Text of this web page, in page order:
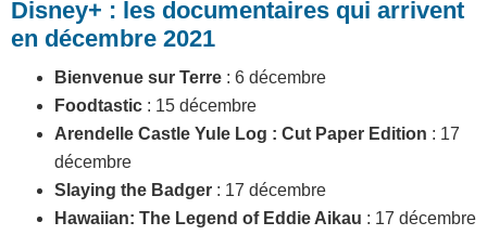
Disney+ : les documentaires qui arrivent
en décembre 2021
Bienvenue sur Terre : 6 décembre
Foodtastic : 15 décembre
Arendelle Castle Yule Log : Cut Paper Edition : 17
décembre
Slaying the Badger : 17 décembre
Hawaiian: The Legend of Eddie Aikau : 17 décembre